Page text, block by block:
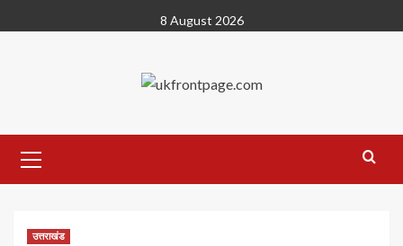
to
8 August 2026
Menu
उत्तराखंड